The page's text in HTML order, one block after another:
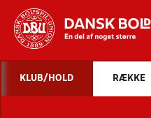
KLUB/HOLD RÆKKE